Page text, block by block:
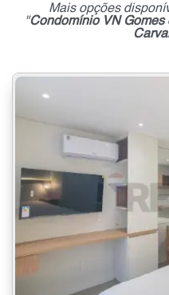
Mais opções
"Condomínio VN Gomes